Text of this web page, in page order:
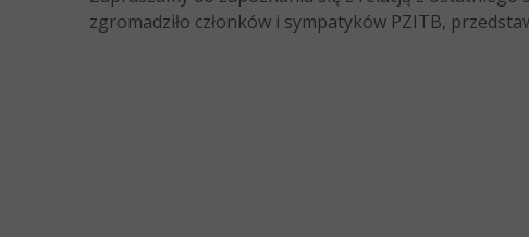
zgromadziło członków i sympatyków PZITB,